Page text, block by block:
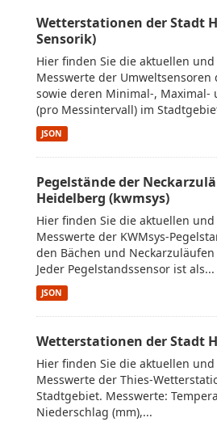
Wetterstationen der Stadt
Sensorik)
Hier finden Sie die aktuellen
Messwerte der Umweltsensoren
sowie deren Minimal-, Maximal-
(pro Messintervall) im
JSON
Pegelstände der
Heidelberg (kwmsys)
Hier finden Sie die aktuellen
Messwerte der KWMsys-
den Bächen und
Jeder Pegelstandssensor ist als...
JSON
Wetterstationen der Stadt
Hier finden Sie die aktuellen
Messwerte der Thies-
Stadtgebiet. Messwerte:
Niederschlag (mm),...